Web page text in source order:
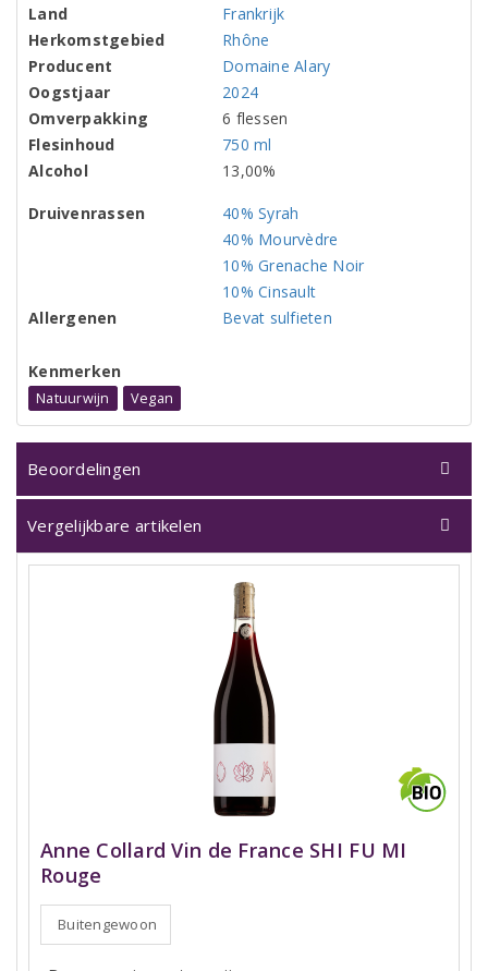
Land
Frankrijk
Herkomstgebied
Rhône
Producent
Domaine Alary
Oogstjaar
2024
Omverpakking
6 flessen
Flesinhoud
750 ml
Alcohol
13,00%
Druivenrassen
40% Syrah
40% Mourvèdre
10% Grenache Noir
10% Cinsault
Allergenen
Bevat sulfieten
Kenmerken
Natuurwijn Vegan
Beoordelingen
Vergelijkbare artikelen
Anne Collard Vin de France SHI FU MI
Rouge
Buitengewoon